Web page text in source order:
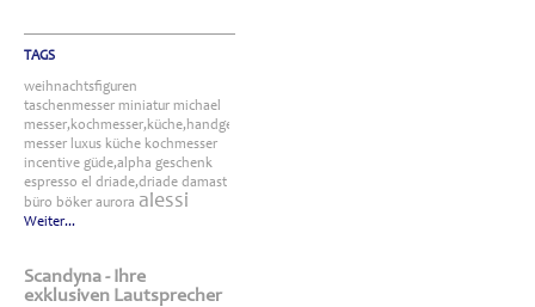
TAGS
weihnachtsfiguren
taschenmesser miniatur michael
messer,kochmesser,küche,handgefertigt
messer luxus küche kochmesser
incentive güde,alpha geschenk
espresso el driade,driade damast
büro böker aurora alessi
Weiter...
Scandyna - Ihre
exklusiven Lautsprecher